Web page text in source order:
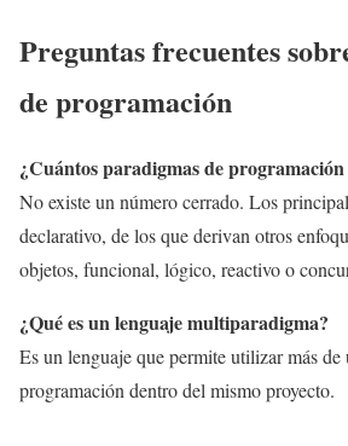
Preguntas frecuentes
de programación
¿Cuántos paradigmas de programación
No existe un número cerrado. Los
declarativo, de los que derivan otros
objetos, funcional, lógico, reactivo o
¿Qué es un lenguaje multiparadigma?
Es un lenguaje que permite utilizar más de
programación dentro del mismo proyecto.